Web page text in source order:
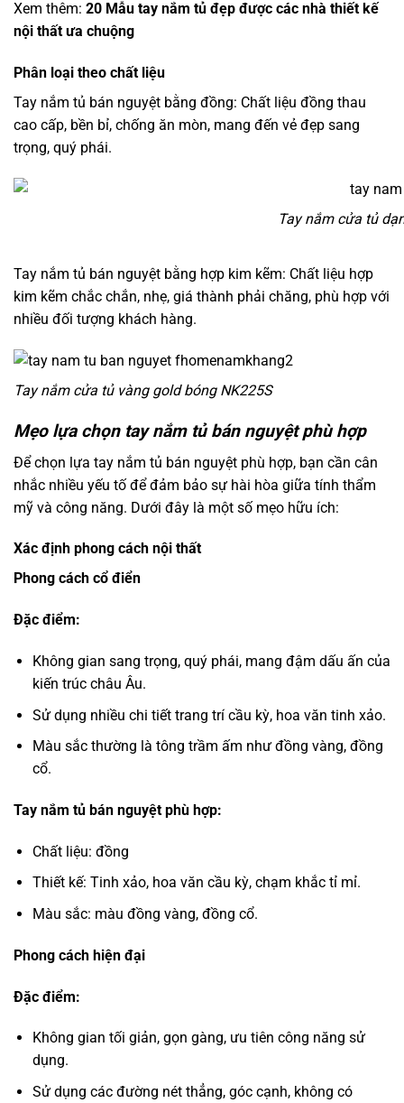
Xem thêm: 20 Mẫu tay nắm tủ đẹp được các nhà thiết kế
nội thất ưa chuộng
Phân loại theo chất liệu
Tay nắm tủ bán nguyệt bằng đồng: Chất liệu đồng thau
cao cấp, bền bỉ, chống ăn mòn, mang đến vẻ đẹp sang
trọng, quý phái.
Tay nắm cửa tủ
Tay nắm tủ bán nguyệt bằng hợp kim kẽm: Chất liệu hợp
kim kẽm chắc chắn, nhẹ, giá thành phải chăng, phù hợp với
nhiều đối tượng khách hàng.
Tay nắm cửa tủ vàng gold bóng NK225S
Mẹo lựa chọn tay nắm tủ bán nguyệt phù hợp
Để chọn lựa tay nắm tủ bán nguyệt phù hợp, bạn cần cân
nhắc nhiều yếu tố để đảm bảo sự hài hòa giữa tính thẩm
mỹ và công năng. Dưới đây là một số mẹo hữu ích:
Xác định phong cách nội thất
Phong cách cổ điển
Đặc điểm:
Không gian sang trọng, quý phái, mang đậm dấu ấn của
kiến trúc châu Âu.
Sử dụng nhiều chi tiết trang trí cầu kỳ, hoa văn tinh xảo.
Màu sắc thường là tông trầm ấm như đồng vàng, đồng
cổ.
Tay nắm tủ bán nguyệt phù hợp:
Chất liệu: đồng
Thiết kế: Tinh xảo, hoa văn cầu kỳ, chạm khắc tỉ mỉ.
Màu sắc: màu đồng vàng, đồng cổ.
Phong cách hiện đại
Đặc điểm:
Không gian tối giản, gọn gàng, ưu tiên công năng sử
dụng.
Sử dụng các đường nét thẳng, góc cạnh, không có